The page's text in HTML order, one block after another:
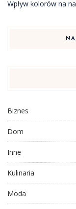
Wpływ kolorów na
Biznes
Dom
Inne
Kulinaria
Moda